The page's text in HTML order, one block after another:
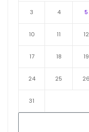
3 4 5
10 11 12
17 18 19
24 25 26
31